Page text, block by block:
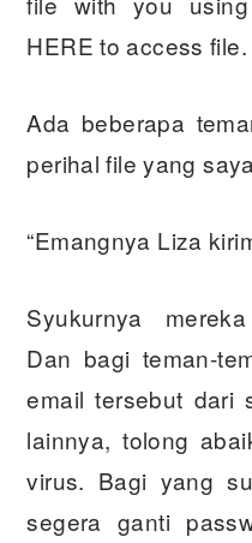
HERE to access file.
Ada beberapa
perihal file yang
“Emangnya Liza
Syukurnya
Dan bagi teman-
email tersebut dari
lainnya, tolong
virus. Bagi yang
segera ganti